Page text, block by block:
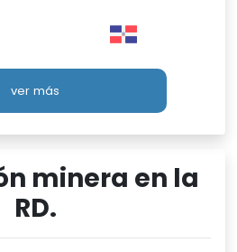
ver más
minera en la
RD.